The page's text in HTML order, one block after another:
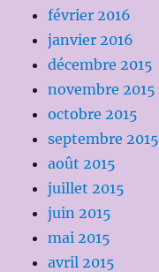
février 2016
janvier 2016
décembre 2015
novembre 2015
octobre 2015
septembre 2015
août 2015
juillet 2015
juin 2015
mai 2015
avril 2015